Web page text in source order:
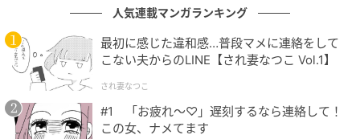
私たち人間は、
・好き
・安心する
・尊敬する
といった感情に意味を持たせ、それを「恋愛」として
認識します。
人気連載マンガランキング
最初に感じた違和感…普段マメに連絡をして
こない夫からのLINE【され妻なつこ Vol.1】
され妻なつこ
#1 「お疲れ〜♡」遅刻するなら連絡して！
この女、ナメてます